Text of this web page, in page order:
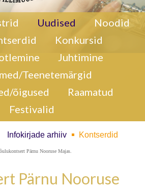
2020 kell 17. 00
Kaitseliidu
Saxon. Otseülekanne
pdf 5,0Mb)
Jõulukontsert
Uudised
Noodid
Konkursid
Juhtimine
Teenetemärgid
õigused
Raamatud
Festivalid
Infokirjade arhiiv Kontserdid
Pärnu Nooruse Majas.
Pärnu Nooruse